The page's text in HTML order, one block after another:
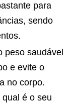
para
sendo
saudável
e evite o
no corpo.
é o seu